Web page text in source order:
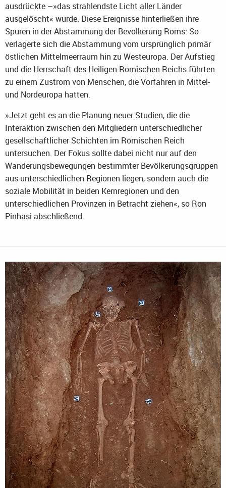
ausdrückte –»das strahlendste Licht aller Länder
ausgelöscht« wurde. Diese Ereignisse hinterließen ihre
Spuren in der Abstammung der Bevölkerung Roms: So
verlagerte sich die Abstammung vom ursprünglich primär
östlichen Mittelmeerraum hin zu Westeuropa. Der Aufstieg
und die Herrschaft des Heiligen Römischen Reichs führten
zu einem Zustrom von Menschen, die Vorfahren in Mittel-
und Nordeuropa hatten.
»Jetzt geht es an die Planung neuer Studien, die die
Interaktion zwischen den Mitgliedern unterschiedlicher
gesellschaftlicher Schichten im Römischen Reich
untersuchen. Der Fokus sollte dabei nicht nur auf den
Wanderungsbewegungen bestimmter Bevölkerungsgruppen
aus unterschiedlichen Regionen liegen, sondern auch die
soziale Mobilität in beiden Kernregionen und den
unterschiedlichen Provinzen in Betracht ziehen«, so Ron
Pinhasi abschließend.